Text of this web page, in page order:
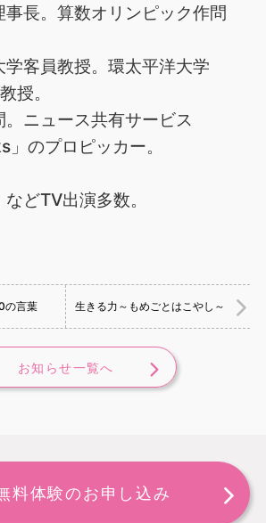
事長。算数オリンピック作問
学客員教授。環太平洋大学
授。
。ニュース共有サービス
」のプロピッカー。
などTV出演多数。
の言葉 生きる力～もめごとはこやし～
お知らせ一覧へ
料体験のお申し込み